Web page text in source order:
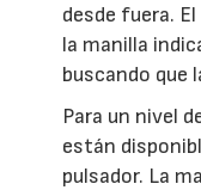
desde fuera.
la manilla
buscando que
Para un nivel
están
pulsador. La